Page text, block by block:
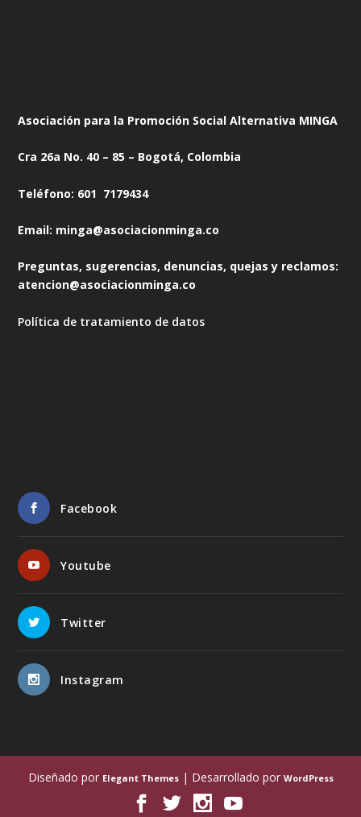
Asociación para la Promoción Social Alternativa MINGA
Cra 26a No. 40 – 85 – Bogotá, Colombia
Teléfono: 601 7179434
Email: minga@asociacionminga.co
Preguntas, sugerencias, denuncias, quejas y reclamos:
atencion@asociacionminga.co
Política de tratamiento de datos
Facebook
Youtube
Twitter
Instagram
Diseñado por Elegant Themes| Desarrollado por WordPress